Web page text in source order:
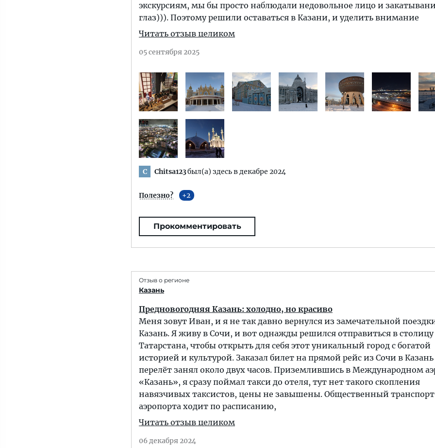
экскурсиям, мы бы просто наблюдали недовольное лицо и
глаз))). Поэтому решили оставаться в Казани, и уделить внимание
Читать отзыв целиком
05 сентября 2025
C Chitsa123был(а) здесь в декабре 2024
Полезно? 2
Прокомментировать
Отзыв о регионе
Казань
Предновогодняя Казань: холодно, но красиво
Меня зовут Иван, и я не так давно вернулся из замечательной
Казань. Я живу в Сочи, и вот однажды решился отправиться в столицу
Татарстана, чтобы открыть для себя этот уникальный город с богатой
историей и культурой. Заказал билет на прямой рейс из Сочи в
перелёт занял около двух часов. Приземлившись в Международном
«Казань», я сразу поймал такси до отеля, тут нет такого скопления
навязчивых таксистов, цены не завышены. Общественный
аэропорта ходит по расписанию,
Читать отзыв целиком
06 декабря 2024